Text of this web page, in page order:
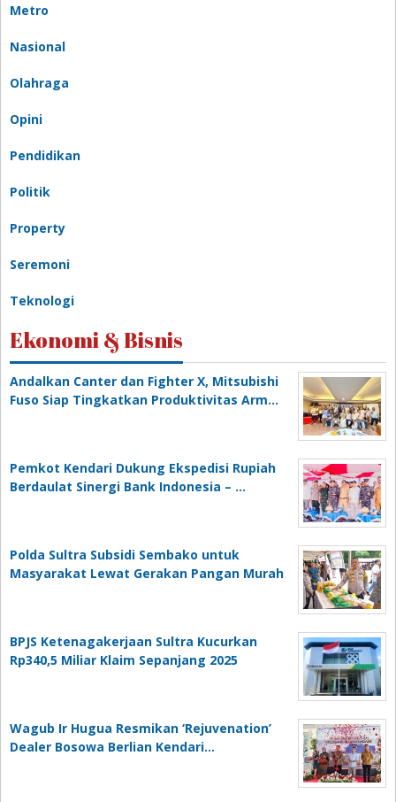
Metro
Nasional
Olahraga
Opini
Pendidikan
Politik
Property
Seremoni
Teknologi
Ekonomi & Bisnis
Andalkan Canter dan Fighter X, Mitsubishi
Fuso Siap Tingkatkan Produktivitas Arm…
Pemkot Kendari Dukung Ekspedisi Rupiah
Berdaulat Sinergi Bank Indonesia – …
Polda Sultra Subsidi Sembako untuk
Masyarakat Lewat Gerakan Pangan Murah
BPJS Ketenagakerjaan Sultra Kucurkan
Rp340,5 Miliar Klaim Sepanjang 2025
Wagub Ir Hugua Resmikan ‘Rejuvenation’
Dealer Bosowa Berlian Kendari…